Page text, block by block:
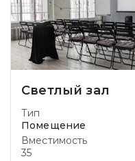
Светлый зал
Тип
Помещение
Вместимость
35